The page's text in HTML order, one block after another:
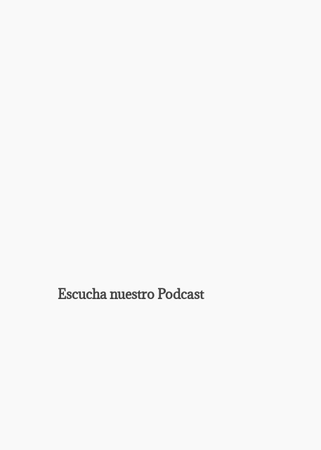
Escucha nuestro Podcast